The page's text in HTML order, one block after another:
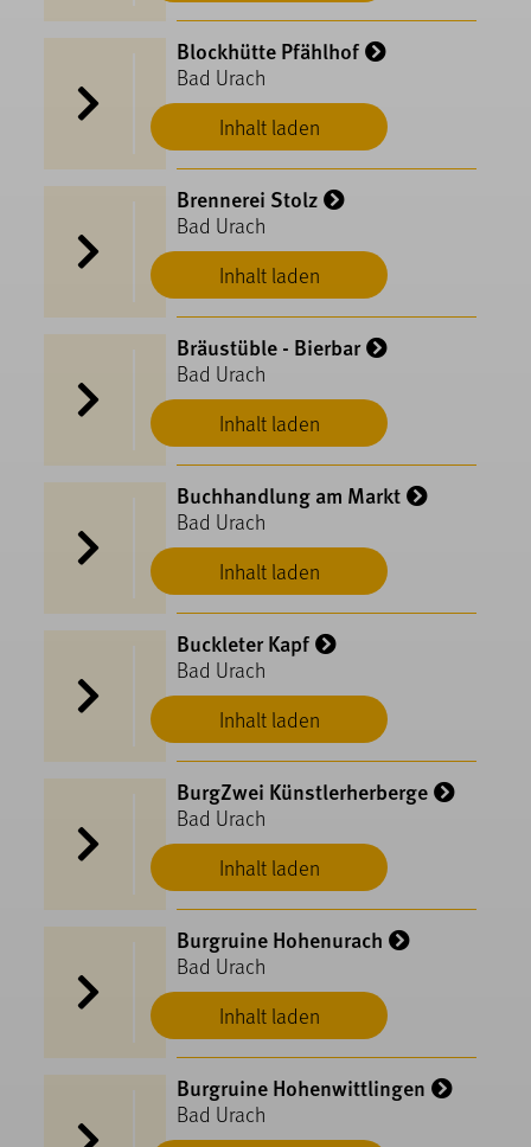
Inhalt laden
Blockhütte Pfählhof
Bad Urach
Inhalt laden
Brennerei Stolz
Bad Urach
Inhalt laden
Bräustüble - Bierbar
Bad Urach
Inhalt laden
Buchhandlung am Markt
Bad Urach
Inhalt laden
Buckleter Kapf
Bad Urach
Inhalt laden
BurgZwei Künstlerherberge
Bad Urach
Inhalt laden
Burgruine Hohenurach
Bad Urach
Burgruine Hohenwittlingen
Bad Urach